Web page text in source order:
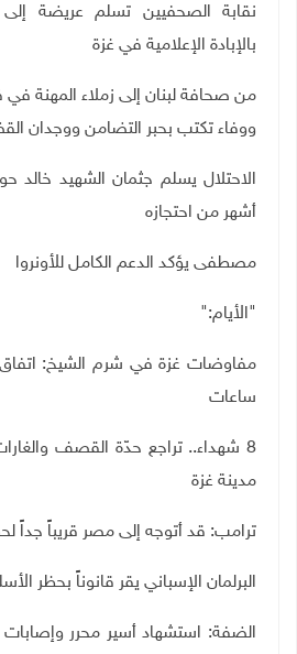
نقابة الصحفيين تسلم عريضة إلى
بالإبادة الإعلامية في غزة
من صحافة لبنان إلى زملاء المهنة
ووفاء تكتب بحبر التضامن ووجدان
أشهر من احتجازه
مصطفى يؤكد الدعم الكامل للأونروا
"الأيام":
مفاوضات غزة في شرم الشيخ:
ساعات
8 شهداء.. تراجع حدّة القصف
مدينة غزة
ترامب: قد أتوجه إلى مصر قريباً جداً
البرلمان الإسباني يقر قانوناً بحظر
الضفة: استشهاد أسير محرر